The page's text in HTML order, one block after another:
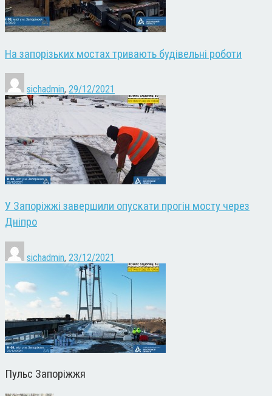
На запорізьких мостах тривають будівельні роботи
sichadmin, 29/12/2021
У Запоріжжі завершили опускати прогін мосту через
Дніпро
sichadmin, 23/12/2021
Пульс Запоріжжя